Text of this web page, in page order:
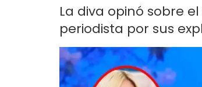
La diva opinó sobre
periodista por sus